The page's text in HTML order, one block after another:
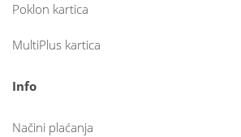
Poklon kartica
MultiPlus kartica
Info
Načini plaćanja